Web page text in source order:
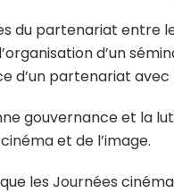
du partenariat entre
d’un
d’un partenariat avec
gouvernance et la
et de l’image.
les Journées